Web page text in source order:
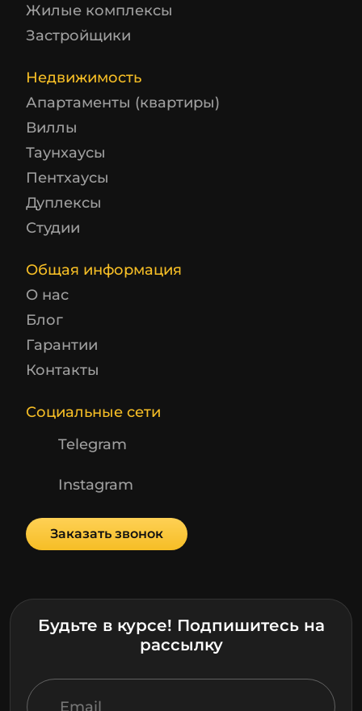
Жилые комплексы
Застройщики
Недвижимость
Апартаменты (квартиры)
Виллы
Таунхаусы
Пентхаусы
Дуплексы
Студии
Общая информация
О нас
Блог
Гарантии
Контакты
Социальные сети
Telegram
Instagram
Заказать звонок
Будьте в курсе! Подпишитесь на
рассылку